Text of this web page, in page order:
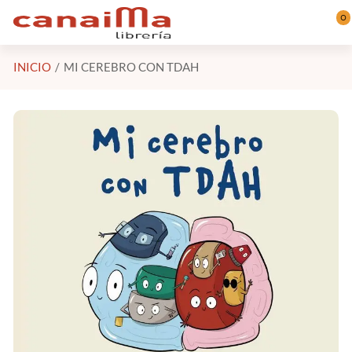
Saltar al contenido principal 0
INICIO MI CEREBRO CON TDAH